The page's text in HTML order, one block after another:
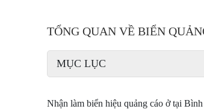
TỔNG QUAN VỀ BIỂN
MỤC LỤC
Nhận làm biển hiệu quảng cáo ở tại